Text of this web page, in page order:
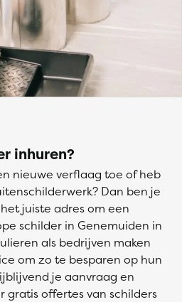
inhuren?
nieuwe verflaag toe of heb
Dan ben je
juiste adres om een
schilder in Genemuiden in
als bedrijven maken
om zo te besparen op hun
je aanvraag en
gratis offertes van schilders